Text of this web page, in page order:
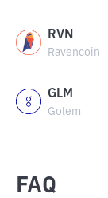
RVN
Ravencoin
GLM
Golem
FAQ